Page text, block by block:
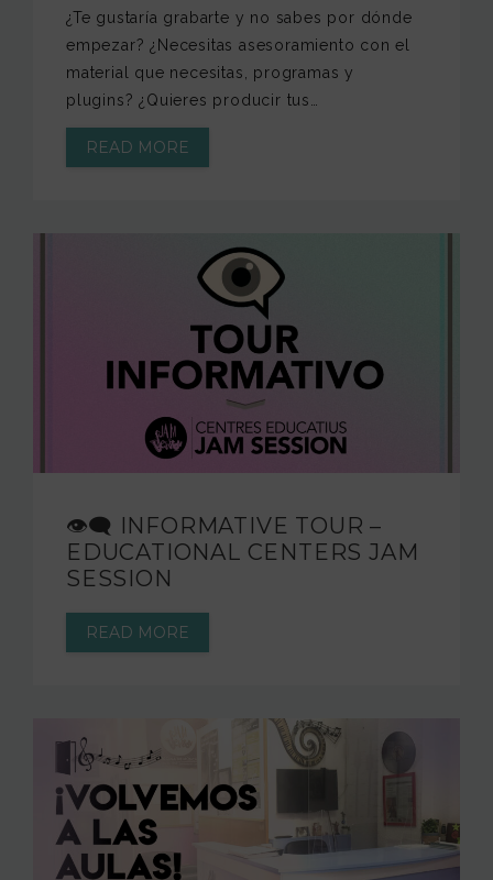
¿Te gustaría grabarte y no sabes por dónde
empezar? ¿Necesitas asesoramiento con el
material que necesitas, programas y
plugins? ¿Quieres producir tus…
READ MORE
👁‍🗨 INFORMATIVE TOUR –
EDUCATIONAL CENTERS JAM
SESSION
READ MORE